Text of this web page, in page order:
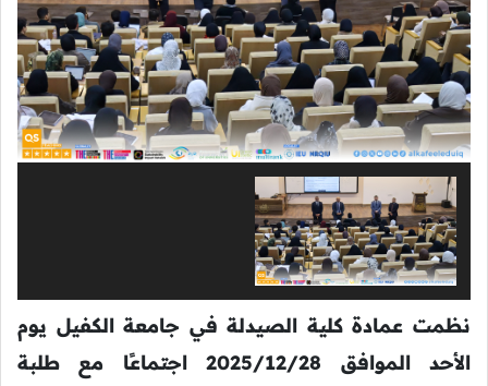
نظمت عمادة كلية الصيدلة في جامعة الكفيل يوم
الأحد الموافق 2025/12/28 اجتماعًا مع طلبة